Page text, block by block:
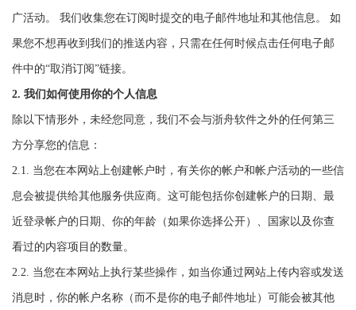
广活动。 我们收集您在订阅时提交的电子邮件地址和其他信息。 如
果您不想再收到我们的推送内容，只需在任何时候点击任何电子邮
件中的“取消订阅”链接。
2. 我们如何使用你的个人信息
除以下情形外，未经您同意，我们不会与浙舟软件之外的任何第三
方分享您的信息：
2.1. 当您在本网站上创建帐户时，有关你的帐户和帐户活动的一些信
息会被提供给其他服务供应商。这可能包括你创建帐户的日期、最
近登录帐户的日期、你的年龄（如果你选择公开）、国家以及你查
看过的内容项目的数量。
2.2. 当您在本网站上执行某些操作，如当你通过网站上传内容或发送
消息时，你的帐户名称（而不是你的电子邮件地址）可能会被其他